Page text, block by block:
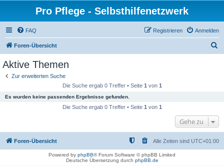
Pro Pflege - Selbsthilfenetzwerk
FAQ Anmelden
Registrieren
Foren-Übersicht
Aktive Themen
Zur erweiterten Suche
Die Suche ergab 0 Treffer • Seite 1 von 1
Es wurden keine passenden Ergebnisse gefunden.
Die Suche ergab 0 Treffer • Seite 1 von 1
Gehe zu
Foren-Übersicht Alle Zeiten sind UTC+01:00
Powered by phpBB® Forum Software © phpBB Limited
Deutsche Übersetzung durch phpBB.de